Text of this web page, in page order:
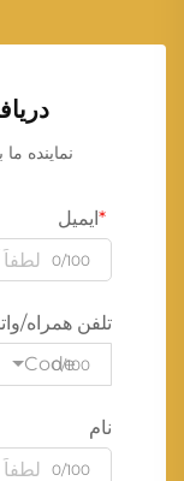
نماینده
ایمیل
0/100
تلفن همراه/
Code
0/100
نام
0/100